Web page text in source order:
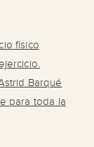
físico
Barqué
para toda la